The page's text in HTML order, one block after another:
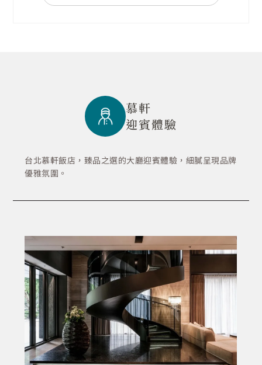
慕軒
迎賓體驗
台北慕軒飯店，臻品之選的大廳迎賓體驗，細膩呈現品牌
優雅氛圍。